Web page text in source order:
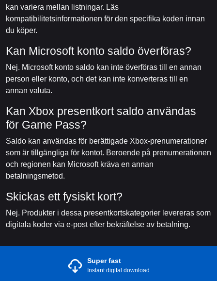
kan variera mellan listningar. Läs
kompatibilitetsinformationen för den specifika koden innan
du köper.
Kan Microsoft konto saldo överföras?
Nej. Microsoft konto saldo kan inte överföras till en annan
person eller konto, och det kan inte konverteras till en
annan valuta.
Kan Xbox presentkort saldo användas
för Game Pass?
Saldo kan användas för berättigade Xbox-prenumerationer
som är tillgängliga för kontot. Beroende på prenumerationen
och regionen kan Microsoft kräva en annan
betalningsmetod.
Skickas ett fysiskt kort?
Nej. Produkter i dessa presentkortskategorier levereras som
digitala koder via e-post efter bekräftelse av betalning.
Super fast
Instant digital download